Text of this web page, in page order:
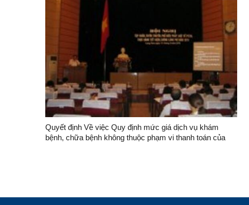
Quyết định Về việc Quy định mức giá dịch vụ khám
bệnh, chữa bệnh không thuộc phạm vi thanh toán của